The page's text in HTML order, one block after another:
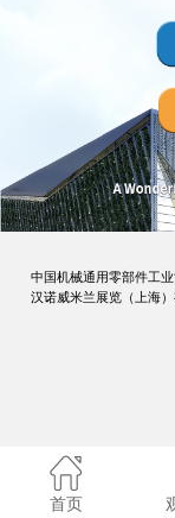
中国机械通用零部件工
汉诺威米兰展览（上海
首页